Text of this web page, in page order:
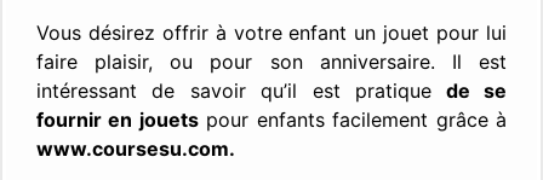
Vous désirez offrir à votre enfant un jouet pour lui
faire plaisir, ou pour son anniversaire. Il est
intéressant de savoir qu’il est pratique de se
fournir en jouetspour enfants facilement grâce à
www.coursesu.com.